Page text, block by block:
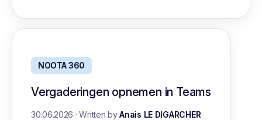
NOOTA 360
Vergaderingen opnemen in Teams
30.06.2026 ·Written byAnais LE DIGARCHER